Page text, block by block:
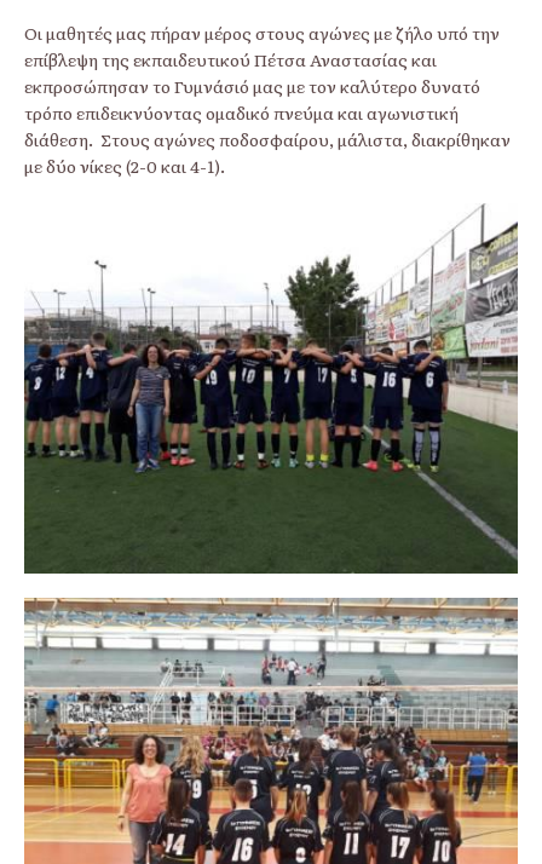
Οι μαθητές μας πήραν μέρος στους αγώνες με ζήλο υπό την
επίβλεψη της εκπαιδευτικού Πέτσα Αναστασίας και
εκπροσώπησαν το Γυμνάσιό μας με τον καλύτερο δυνατό
τρόπο επιδεικνύοντας ομαδικό πνεύμα και αγωνιστική
διάθεση. Στους αγώνες ποδοσφαίρου, μάλιστα, διακρίθηκαν
με δύο νίκες (2-0 και 4-1).